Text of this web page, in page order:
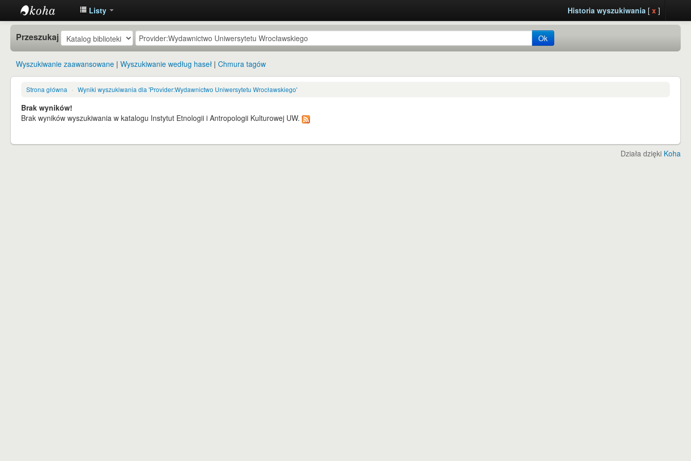
Instytut
Etnologii i
Antropologii
Kulturowej
UW
Listy Historia wyszukiwania[ x ]
Przeszukaj Ok
Wyszukiwanie zaawansowane Wyszukiwanie według haseł Chmura tagów
Strona główna › Wyniki wyszukiwania dla 'Provider:Wydawnictwo Uniwersytetu Wrocławskiego'
Brak wyników!
Brak wyników wyszukiwania w katalogu Instytut Etnologii i Antropologii Kulturowej UW.
Działa dzięki Koha